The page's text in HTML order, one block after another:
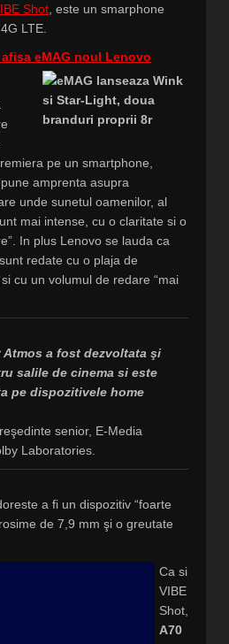
Shot , este un smarphone
LTE.
eMAG noul Lenovo
pe un smartphone,
amprenta asupra
unde sunetul oamenilor, al
mai intense, cu o claritate si o
In plus Lenovo se lauda ca
redate cu o plaja de
cu un volumul de redare “mai
Atmos a fost dezvoltata şi
salile de cinema si este
pe dispozitivele home
senior, E-Media
Laboratories.
a fi un dispozitiv “foarte
de 7,9 mm şi o greutate
Ca si
VIBE
Shot,
A70